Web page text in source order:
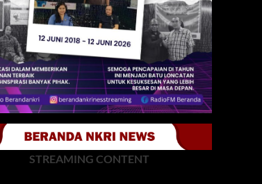
STREAMING CONTENT